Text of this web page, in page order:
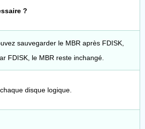
?
sauvegarder le MBR après FDISK,
FDISK, le MBR reste inchangé.
disque logique.